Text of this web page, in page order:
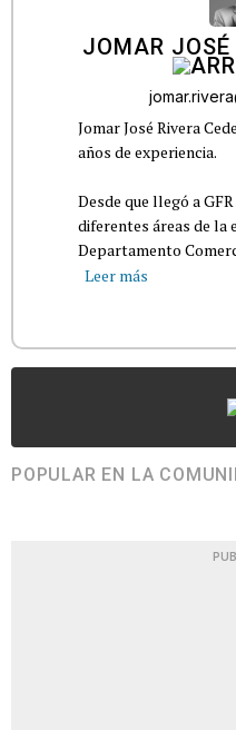
JOMAR JOSÉ
Jomar José Rivera
años de experiencia.
Desde que llegó a
diferentes áreas de la
Departamento
Leer más
POPULAR EN LA